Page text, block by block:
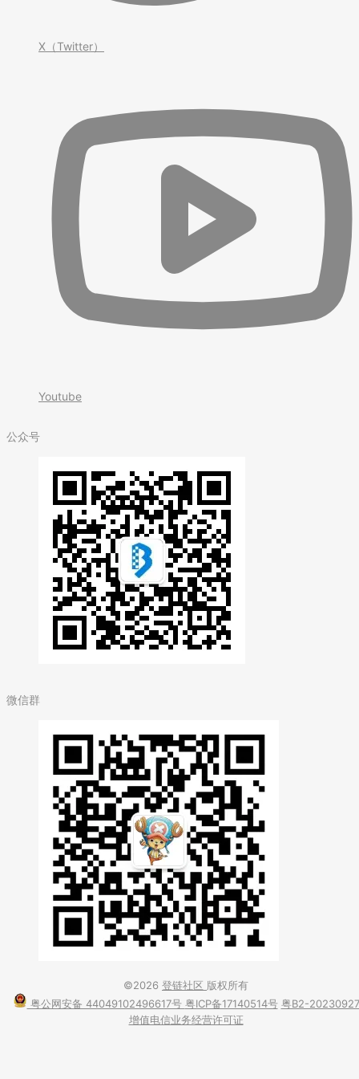
X（Twitter）
Youtube
公众号
微信群
©2026 登链社区 版权所有
粤公网安备 44049102496617号 粤ICP备17140514号 粤B2-20230927
增值电信业务经营许可证